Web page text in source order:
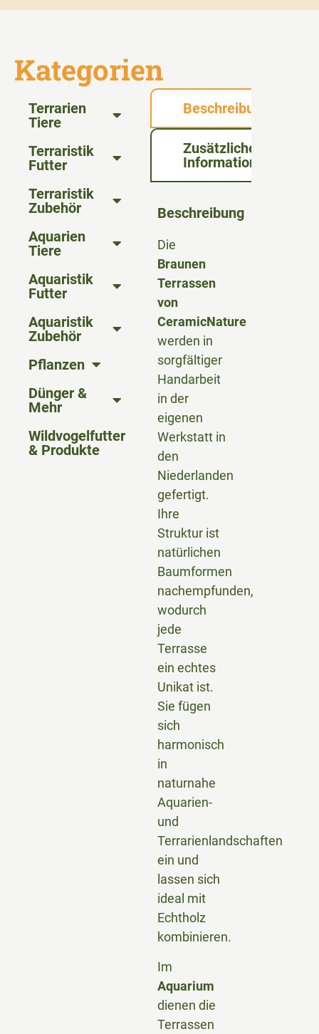
Kategorien
Terrarien
Tiere
Terraristik
Futter
Terraristik
Zubehör
Aquarien
Tiere
Aquaristik
Futter
Aquaristik
Zubehör
Pflanzen
Dünger &
Mehr
Wildvogelfutter
& Produkte
Beschreibung
Zusätzliche
Informationen
Beschreibung
Die
Braunen
Terrassen
von
CeramicNature
werden in
sorgfältiger
Handarbeit
in der
eigenen
Werkstatt in
den
Niederlanden
gefertigt.
Ihre
Struktur ist
natürlichen
Baumformen
nachempfunden,
wodurch
jede
Terrasse
ein echtes
Unikat ist.
Sie fügen
sich
harmonisch
in
naturnahe
Aquarien-
und
Terrarienlandschaften
ein und
lassen sich
ideal mit
Echtholz
kombinieren.
Im
Aquarium
dienen die
Terrassen